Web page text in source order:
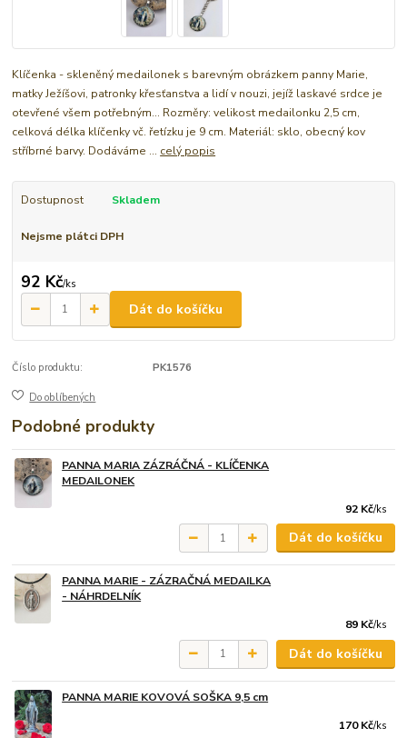
Klíčenka - skleněný medailonek s barevným obrázkem panny Marie,
matky Ježíšovi, patronky křesťanstva a lidí v nouzi, jejíž laskavé srdce je
otevřené všem potřebným... Rozměry: velikost medailonku 2,5 cm,
celková délka klíčenky vč. řetízku je 9 cm. Materiál: sklo, obecný kov
stříbrné barvy. Dodáváme ... celý popis
Dostupnost Skladem
Nejsme plátci DPH
92 Kč/ks
Dát do košíčku
Číslo produktu: PK1576
Do oblíbených
Podobné produkty
PANNA MARIA ZÁZRÁČNÁ - KLÍČENKA
MEDAILONEK
92 Kč/ks
Dát do košíčku
PANNA MARIE - ZÁZRAČNÁ MEDAILKA
- NÁHRDELNÍK
89 Kč/ks
Dát do košíčku
PANNA MARIE KOVOVÁ SOŠKA 9,5 cm
170 Kč/ks